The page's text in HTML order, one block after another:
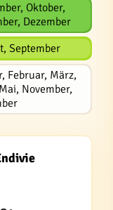
Oktober,
Dezember
September
Februar, März,
November,